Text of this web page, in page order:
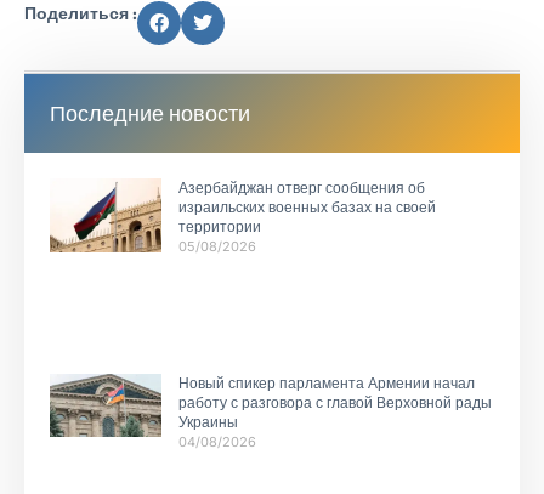
Поделиться :
Последние новости
Азербайджан отверг сообщения об
израильских военных базах на своей
территории
05/08/2026
Новый спикер парламента Армении начал
работу с разговора с главой Верховной рады
Украины
04/08/2026